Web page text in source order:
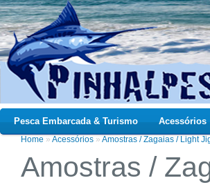
Pesca Embarcada & Turismo Acessórios
Home » Acessórios » Amostras / Zagaias / Light
Amostras /